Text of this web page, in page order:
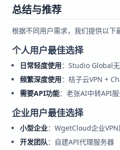
总结与推荐
根据不同用户需求，我们提供以下
个人用户最佳选择
日常轻度使用：Studio Global
频繁深度使用：桔子云VPN +
需要API功能：老张AI中转API
企业用户最佳选择
小型企业：WgetCloud企业
开发团队：自建API代理服务器